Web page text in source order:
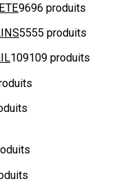
9696 produits
5555 produits
109109 produits